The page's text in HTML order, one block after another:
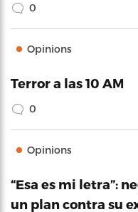
0
Opinions
Terror a las 10 AM
0
Opinions
“Esa es mi letra”:
un plan contra su